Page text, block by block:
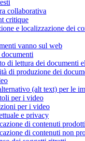
collaborativa
critique
e localizzazione dei
vanno sul web
di lettura dei documenti
di produzione dei
(alt text) per le
per i video
per i video
e privacy
di contenuti
di contenuti non